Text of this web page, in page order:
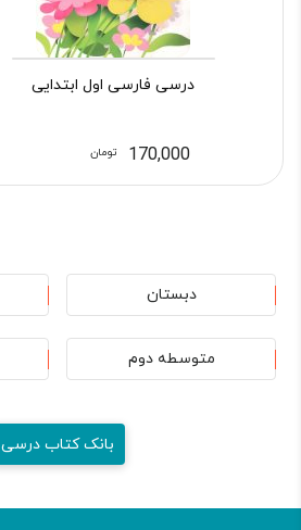
درسی فارسی اول ابتدایی
170,000 تومان
دبستان
متوسطه دوم
بانک کتاب درسی